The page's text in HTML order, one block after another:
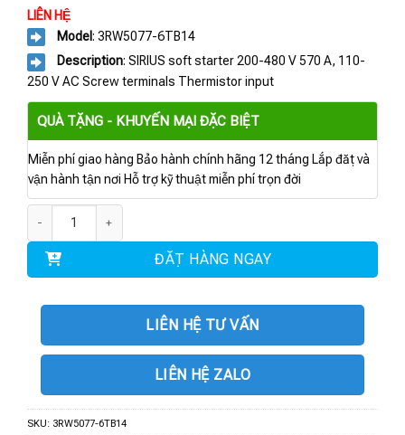
LIÊN HỆ
Model: 3RW5077-6TB14
Description: SIRIUS soft starter 200-480 V 570 A, 110-
250 V AC Screw terminals Thermistor input
QUÀ TẶNG - KHUYẾN MẠI ĐẶC BIỆT
Miễn phí giao hàng Bảo hành chính hãng 12 tháng Lắp đặt và
vận hành tận nơi Hỗ trợ kỹ thuật miễn phí trọn đời
ĐẶT HÀNG NGAY
LIÊN HỆ TƯ VẤN
LIÊN HỆ ZALO
SKU: 3RW5077-6TB14